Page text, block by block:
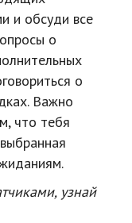
и обсуди все
о
о
Важно
что тебя
узнай